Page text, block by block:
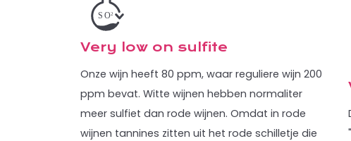
Very low on sulfite
Onze wijn heeft 80 ppm, waar reguliere wijn 200
ppm bevat. Witte wijnen hebben normaliter
meer sulfiet dan rode wijnen. Omdat in rode
wijnen tannines zitten uit het rode schilletje die